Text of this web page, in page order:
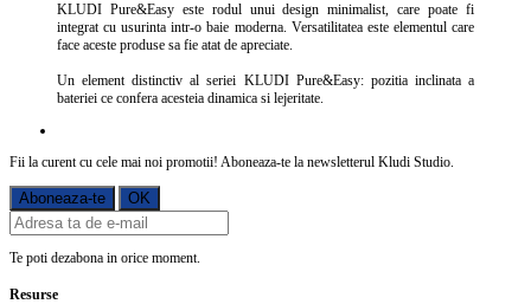
KLUDI Pure&Easy este rodul unui design minimalist, care poate fi
integrat cu usurinta intr-o baie moderna. Versatilitatea este elementul care
face aceste produse sa fie atat de apreciate.
Un element distinctiv al seriei KLUDI Pure&Easy: pozitia inclinata a
bateriei ce confera acesteia dinamica si lejeritate.
Fii la curent cu cele mai noi promotii! Aboneaza-te la newsletterul Kludi Studio.
Te poti dezabona in orice moment.
Resurse